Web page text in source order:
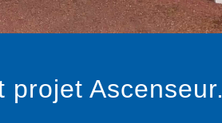
Ascenseur.